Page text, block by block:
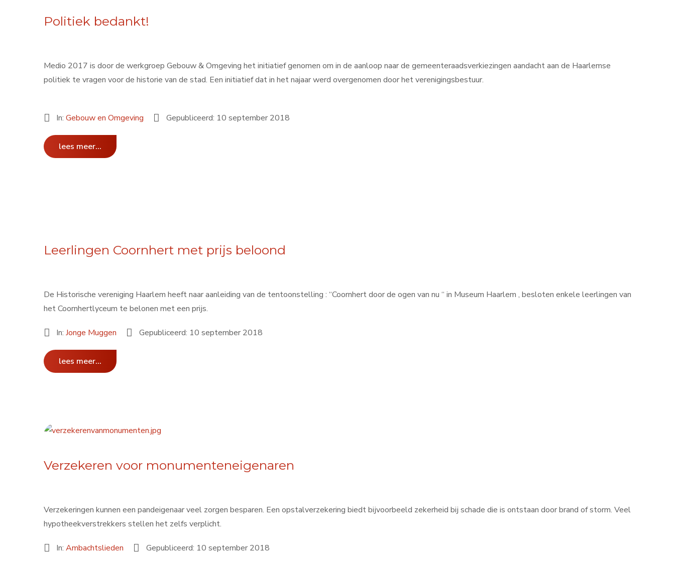
Politiek bedankt!
Medio 2017 is door de werkgroep Gebouw & Omgeving het initiatief genomen om in de aanloop naar de gemeenteraadsverkiezingen aandacht aan de Haarlemse
politiek te vragen voor de historie van de stad. Een initiatief dat in het najaar werd overgenomen door het verenigingsbestuur.
In:Gebouw en Omgeving Gepubliceerd: 10 september 2018
lees meer...
Leerlingen Coornhert met prijs beloond
De Historische vereniging Haarlem heeft naar aanleiding van de tentoonstelling : “Coornhert door de ogen van nu “ in Museum Haarlem , besloten enkele leerlingen van
het Coornhertlyceum te belonen met een prijs.
In:Jonge Muggen Gepubliceerd: 10 september 2018
lees meer...
Verzekeren voor monumenteneigenaren
Verzekeringen kunnen een pandeigenaar veel zorgen besparen. Een opstalverzekering biedt bijvoorbeeld zekerheid bij schade die is ontstaan door brand of storm. Veel
hypotheekverstrekkers stellen het zelfs verplicht.
In:Ambachtslieden Gepubliceerd: 10 september 2018